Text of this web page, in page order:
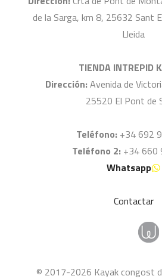
de la Sarga, km 8, 25632 Sant
Lleida
TIENDA INTREPID
Dirección: Avenida de
25520 El Pont de
Teléfono: +34 692
Teléfono 2: +34 660
Whatsapp
Contactar
© 2017-2026 Kayak congost